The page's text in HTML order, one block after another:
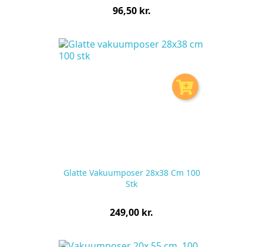
Pris
96,50 kr.
Glatte Vakuumposer 28x38 Cm 100
Stk
Pris
249,00 kr.